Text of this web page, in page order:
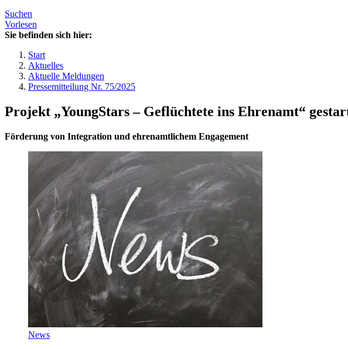
Suchen
Vorlesen
Sie befinden sich hier:
Start
Aktuelles
Aktuelle Meldungen
Pressemitteilung Nr. 75/2025
Projekt „YoungStars – Geflüchtete ins Ehrenamt“
Förderung von Integration und ehrenamtlichem Engagement
News